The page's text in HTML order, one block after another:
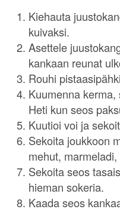
Kiehauta
kuivaksi.
Asettele
kankaan reunat
Rouhi
Kuumenna
Heti kun seos
Kuutioi voi ja
Sekoita joukkoon
mehut,
Sekoita seos
hieman sokeria.
Kaada seos